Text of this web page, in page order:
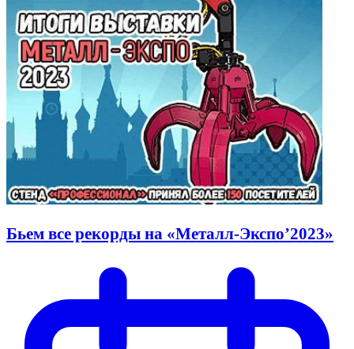
Бьем все рекорды на «Металл-Экспо’2023»